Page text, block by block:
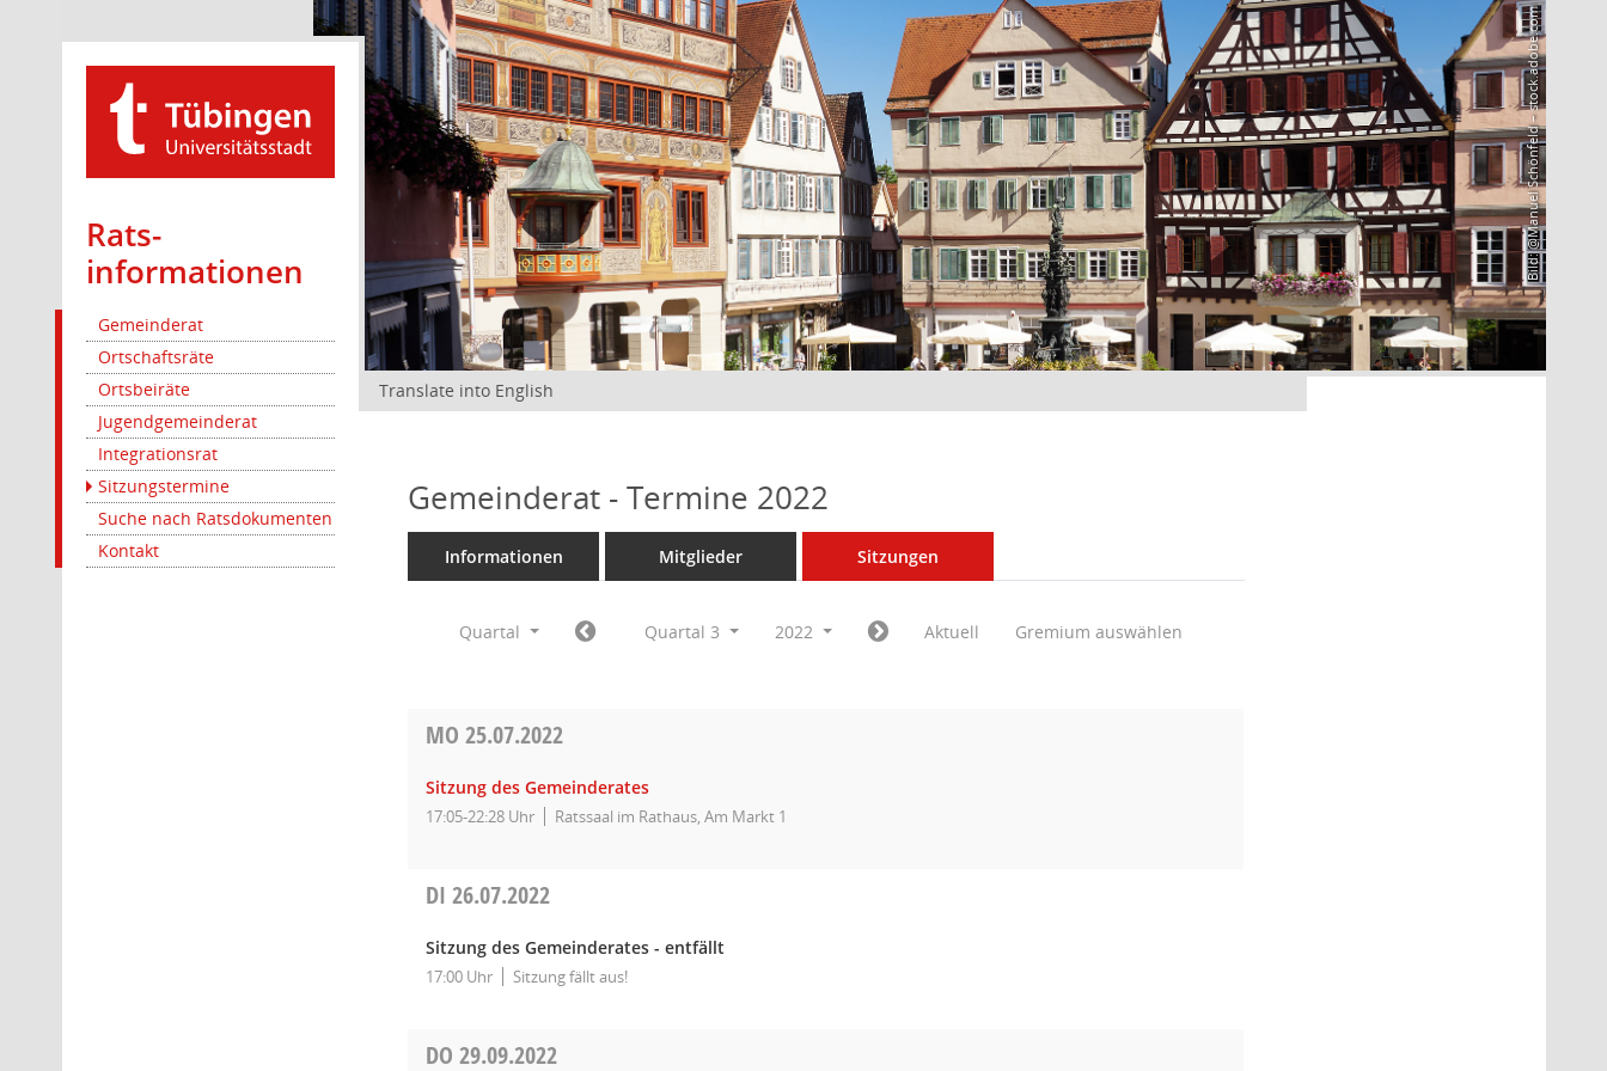
Rats­
informationen
Gemeinderat
Ortschaftsräte
Ortsbeiräte
Jugendgemeinderat
Integrationsrat
Sitzungstermine
Suche nach Ratsdokumenten
Kontakt
Bild: @Manuel Schönfeld – stock.adobe.com
Translate into English
Gemeinderat - Termine 2022
Informationen Mitglieder Sitzungen
Quartal Quartal 3 2022 Aktuell Gremium auswählen
MO25.07.2022
Sitzung des Gemeinderates
17:05-22:28 Uhr Ratssaal im Rathaus, Am Markt 1
DI26.07.2022
Sitzung des Gemeinderates - entfällt
17:00 Uhr Sitzung fällt aus!
DO29.09.2022